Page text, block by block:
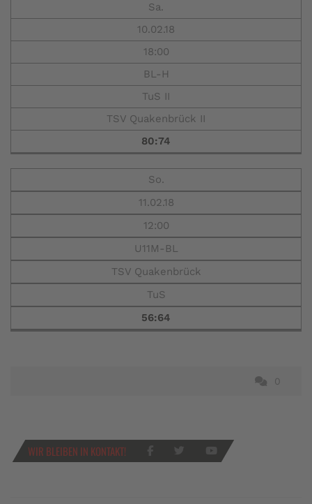
Sa.
10.02.18
18:00
BL-H
TuS II
TSV Quakenbrück II
80:74
So.
11.02.18
12:00
U11M-BL
TSV Quakenbrück
TuS
56:64
0
WIR BLEIBEN IN KONTAKT!